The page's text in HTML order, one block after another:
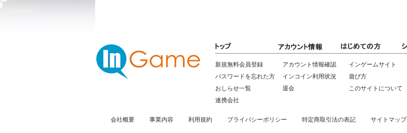
新規無料会員登録
パスワードを忘れた方
おしらせ一覧
連携会社
アカウント情報確認
インコイン利用状況
退会
インゲームサイト
遊び方
このサイトについて
会社概要 事業内容 利用規約 プライバシーポリシー 特定商取引法の表記 サイトマップ